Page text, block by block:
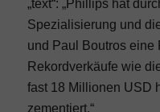
„text“: „Phillips hat
Spezialisierung und
und Paul Boutros eine
Rekordverkäufe wie
fast 18 Millionen USD
zementiert.“